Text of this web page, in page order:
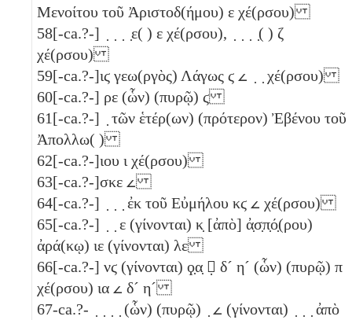
Μενοίτου τοῦ Ἀριστοδ(ήμου) ε χέ(ρσου)
58[-ca.?-] ̣ ̣ ̣ ̣ε( ) ε χέ(ρσου), ̣ ̣ ̣ ̣( ) ζ
χέ(ρσου)
59[-ca.?-]ιϛ γεω(ργὸς) Λάγως ϛ 𐅵 ̣ ̣ χέ(ρσου)
60[-ca.?-] ρε (ὧν) (πυρῷ) ϛ
61[-ca.?-] ̣ τῶν ἑτέρ(ων) (πρότερον) Ἐβένου τοῦ
Ἀπολλω( )
62[-ca.?-]ιου ι χέ(ρσου)
63[-ca.?-]σκε 𐅵
64[-ca.?-] ̣ ̣ ̣ ἐκ τοῦ Εὐμήλου κϛ 𐅵 χέ(ρσου)
65[-ca.?-] ̣ ̣ ε (γίνονται) κ̣ [ἀπὸ] ἀ̣σ̣π̣ό̣(ρου)
ἀρά(κῳ) ιε (γίνονται) λε
66[-ca.?-] νϛ (γίνονται) ϙ̣α̣ 𐅵̣ δ´ η´ (ὧν) (πυρῷ) π
χέ(ρσου) ια 𐅵 δ´ η´
67-ca.?- ̣ ̣ ̣ ̣ (ὧν) (πυρῷ) ̣ 𐅵 (γίνονται) ̣ ̣ ̣ ἀπὸ